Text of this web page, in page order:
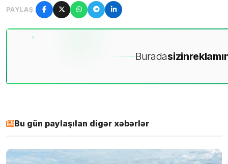
PAYLAŞ
Buradasizin
Bu gün paylaşılan digər xəbərlər